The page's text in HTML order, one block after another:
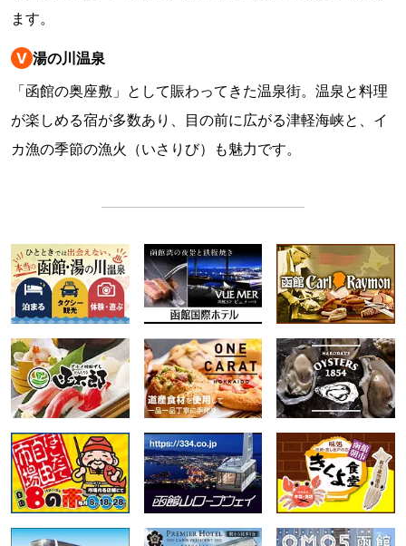
ます。
Ⅴ 湯の川温泉
「函館の奥座敷」として賑わってきた温泉街。温泉と料理
が楽しめる宿が多数あり、目の前に広がる津軽海峡と、イ
カ漁の季節の漁火（いさりび）も魅力です。